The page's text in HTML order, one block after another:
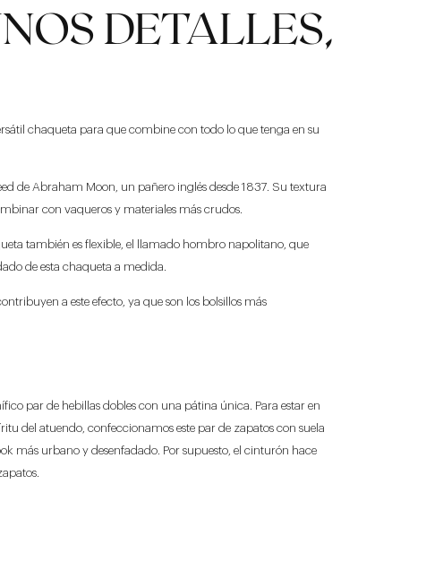
DETALLES,
chaqueta para que combine con todo lo que tenga en su
de Abraham Moon, un pañero inglés desde 1837. Su textura
con vaqueros y materiales más crudos.
también es flexible, el llamado hombro napolitano, que
de esta chaqueta a medida.
a este efecto, ya que son los bolsillos más
par de hebillas dobles con una pátina única. Para estar en
del atuendo, confeccionamos este par de zapatos con suela
más urbano y desenfadado. Por supuesto, el cinturón hace